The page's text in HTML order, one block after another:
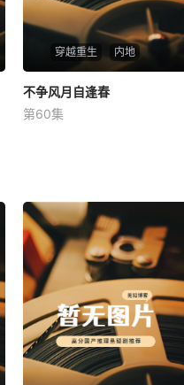
穿越重生 内地
不争风月自逢春
未知
不争风月自逢春
第60集